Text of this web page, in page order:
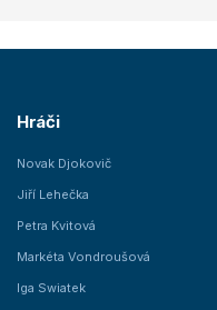
Hráči
Novak Djokovič
Jiří Lehečka
Petra Kvitová
Markéta Vondroušová
Iga Swiatek